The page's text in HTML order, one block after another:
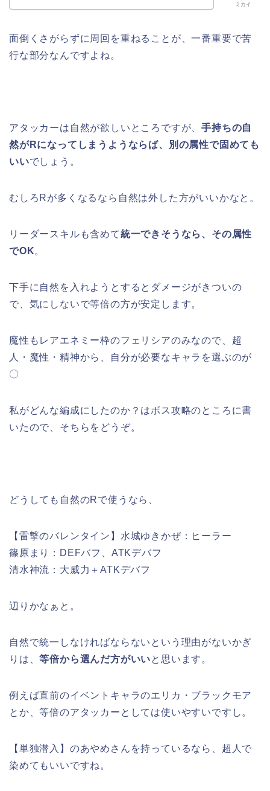
ミカイ
面倒くさがらずに周回を重ねることが、一番重要で苦
行な部分なんですよね。
アタッカーは自然が欲しいところですが、手持ちの自
然がRになってしまうようならば、別の属性で固めても
いいでしょう。
むしろRが多くなるなら自然は外した方がいいかなと。
リーダースキルも含めて統一できそうなら、その属性
でOK。
下手に自然を入れようとするとダメージがきついの
で、気にしないで等倍の方が安定します。
魔性もレアエネミー枠のフェリシアのみなので、超
人・魔性・精神から、自分が必要なキャラを選ぶのが
〇
私がどんな編成にしたのか？はボス攻略のところに書
いたので、そちらをどうぞ。
どうしても自然のRで使うなら、
【雷撃のバレンタイン】水城ゆきかぜ：ヒーラー
篠原まり：DEFバフ、ATKデバフ
清水神流：大威力＋ATKデバフ
辺りかなぁと。
自然で統一しなければならないという理由がないかぎ
りは、等倍から選んだ方がいいと思います。
例えば直前のイベントキャラのエリカ・ブラックモア
とか、等倍のアタッカーとしては使いやすいですし。
【単独潜入】のあやめさんを持っているなら、超人で
染めてもいいですね。